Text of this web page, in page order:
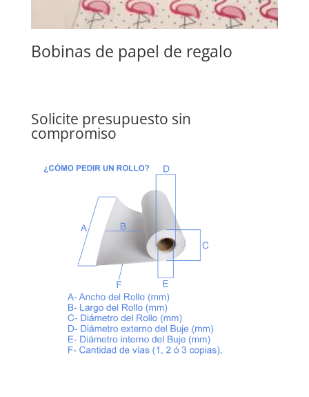
Bobinas de papel de regalo
Solicite presupuesto sin
compromiso